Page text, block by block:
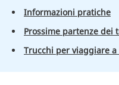
Informazioni pratiche
Prossime partenze dei
Trucchi per viaggiare